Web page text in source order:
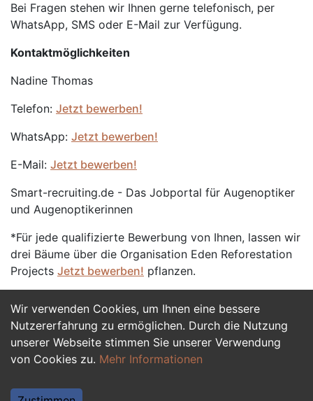
Wir verwenden Cookies, um Ihnen eine bessere
Nutzererfahrung zu ermöglichen. Durch die Nutzung
unserer Webseite stimmen Sie unserer Verwendung
von Cookies zu. Mehr Informationen
Bei Fragen stehen wir Ihnen gerne telefonisch, per
WhatsApp, SMS oder E-Mail zur Verfügung.
Kontaktmöglichkeiten
Nadine Thomas
Telefon: Jetzt bewerben!
WhatsApp: Jetzt bewerben!
E-Mail: Jetzt bewerben!
Smart-recruiting.de - Das Jobportal für Augenoptiker
und Augenoptikerinnen
*Für jede qualifizierte Bewerbung von Ihnen, lassen wir
drei Bäume über die Organisation Eden Reforestation
Projects Jetzt bewerben! pflanzen.
Jetzt Bewerben